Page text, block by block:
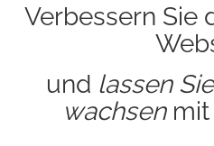
Verbessern Sie
und lassen
wachsenmit